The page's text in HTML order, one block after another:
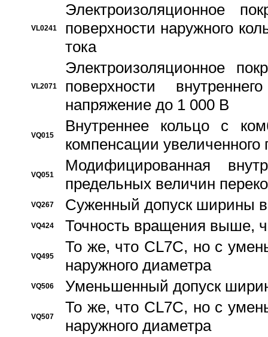
VL0241
Электроизоляционное
поверхности наружного
тока
VL2071
Электроизоляционное
поверхности
напряжение до 1 000 В
VQ015
Bнутреннее кольцо с
компенсации увеличенного
VQ051
Модифицированная
предельных величин
VQ267 Суженный допуск ширины
VQ424 Точность вращения выше,
VQ495
То же, что CL7C, но с
наружного диаметра
VQ506 Уменьшенный допуск
VQ507
То же, что CL7C, но с
наружного диаметра